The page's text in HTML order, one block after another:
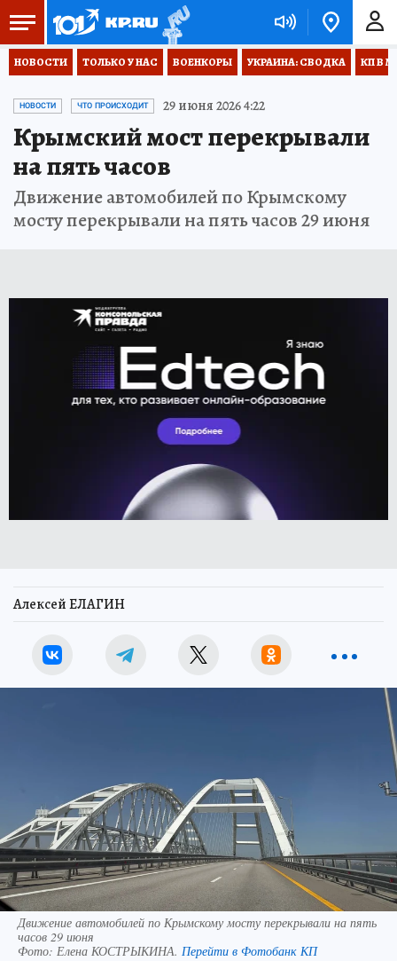
НОВОСТИ ТОЛЬКО У НАС ВОЕНКОРЫ УКРАИНА: СВОДКА КП В
НОВОСТИ ЧТО ПРОИСХОДИТ 29 июня 2026 4:22
Крымский мост перекрывали
на пять часов
Движение автомобилей по Крымскому
мосту перекрывали на пять часов 29 июня
Алексей ЕЛАГИН
Движение автомобилей по Крымскому мосту перекрывали на пять
часов 29 июня
Фото: Елена КОСТРЫКИНА. Перейти в Фотобанк КП